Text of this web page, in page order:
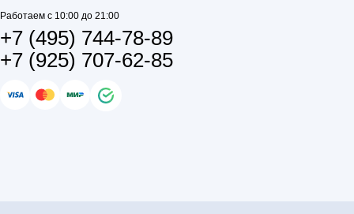
Работаем с 10:00 до 21:00
+7 (495) 744-78-89
+7 (925) 707-62-85